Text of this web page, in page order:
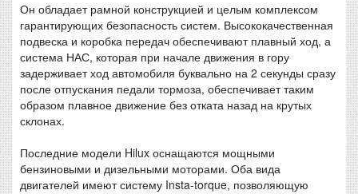
Он обладает рамной конструкцией и целым комплексом
гарантирующих безопасность систем. Высококачественная
подвеска и коробка передач обеспечивают плавный ход, а
система НАС, которая при начале движения в гору
задерживает ход автомобиля буквально на 2 секунды сразу
после отпускания педали тормоза, обеспечивает таким
образом плавное движение без отката назад на крутых
склонах.
Последние модели Hilux оснащаются мощными
бензиновыми и дизельными моторами. Оба вида
двигателей имеют систему Insta-torque, позволяющую